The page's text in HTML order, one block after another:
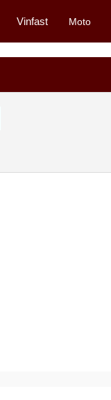
Vinfast Moto